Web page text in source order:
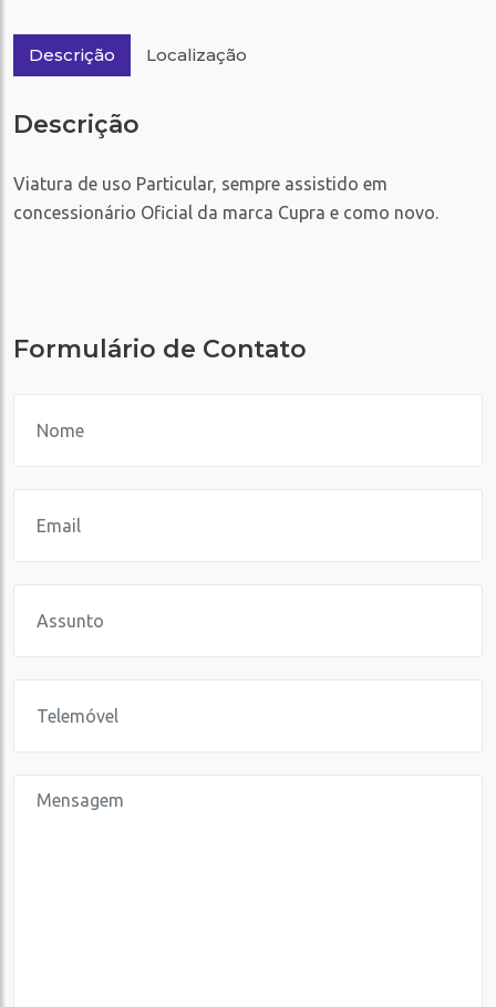
Descrição Localização
Descrição
Viatura de uso Particular, sempre assistido em
concessionário Oficial da marca Cupra e como novo.
Formulário de Contato